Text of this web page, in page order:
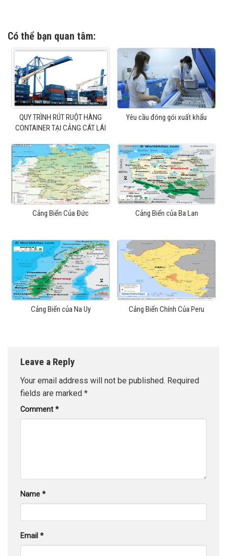
Có thể bạn quan tâm:
QUY TRÌNH RÚT RUỘT HÀNG
CONTAINER TẠI CẢNG CÁT LÁI
Yêu cầu đóng gói xuất khẩu
Cảng Biển Của Đức Cảng Biển của Ba Lan
Cảng Biển của Na Uy Cảng Biển Chính Của Peru
Leave a Reply
Your email address will not be published. Required
fields are marked *
Comment *
Name *
Email *